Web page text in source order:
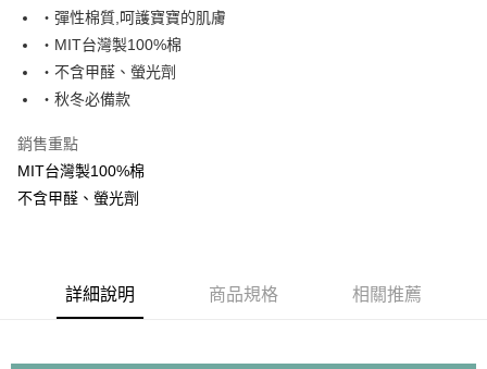
運送方式
基本宅配
每筆NT$150，滿NT$1,000(含以上)免運費
・彈性棉質,呵護寶寶的肌膚
・MIT台灣製100%棉
・不含甲醛、螢光劑
・秋冬必備款
銷售重點
MIT台灣製100%棉
不含甲醛、螢光劑
詳細說明 商品規格 相關推薦